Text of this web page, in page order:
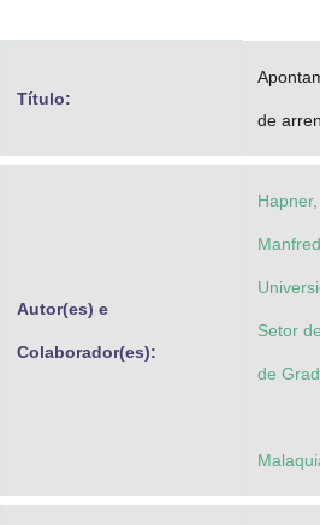
Título:
de
Autor(es) e
Colaborador(es):
Setor
de